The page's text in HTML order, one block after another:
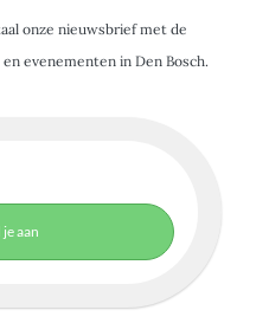
onze nieuwsbrief met de
evenementen in Den Bosch.
aan